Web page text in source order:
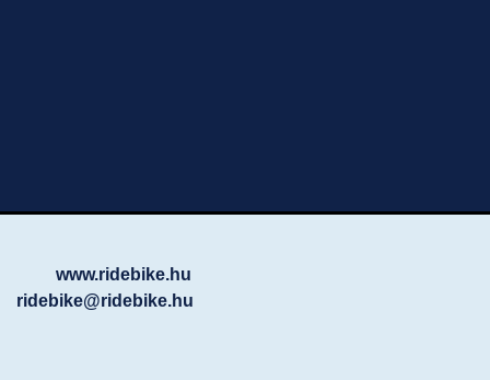
www.ridebike.hu
ridebike@ridebike.hu